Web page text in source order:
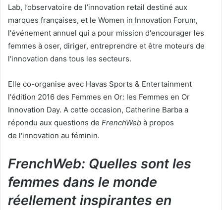
Lab, l’observatoire de l’innovation retail destiné aux
marques françaises, et le Women in Innovation Forum,
l'événement annuel qui a pour mission d'encourager les
femmes à oser, diriger, entreprendre et être moteurs de
l'innovation dans tous les secteurs.
Elle co-organise avec Havas Sports & Entertainment
l'édition 2016 des Femmes en Or: les Femmes en Or
Innovation Day. A cette occasion, Catherine Barba a
répondu aux questions de FrenchWeb à propos
de l'innovation au féminin.
FrenchWeb: Quelles sont les
femmes dans le monde
réellement inspirantes en